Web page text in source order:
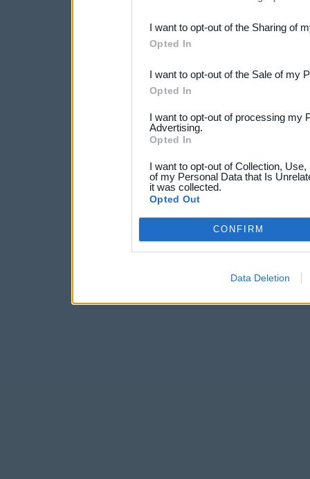
Downstream Participants
third parties.
I want to opt-out of the Sharing of
Opted In
I want to opt-out of the Sale of my
Opted In
I want to opt-out of processing my
Advertising.
Opted In
I want to opt-out of Collection,
of my Personal Data that Is
it was collected.
Opted Out
CONFIRM
Data Deletion